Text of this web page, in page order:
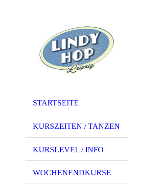
STARTSEITE
KURSZEITEN / TANZEN
KURSLEVEL / INFO
WOCHENENDKURSE